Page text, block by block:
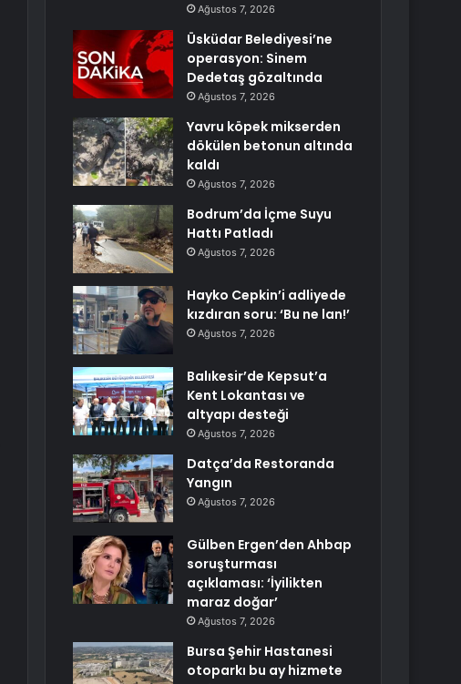
Ağustos 7, 2026
Üsküdar Belediyesi’ne
operasyon: Sinem
Dedetaş gözaltında
Ağustos 7, 2026
Yavru köpek mikserden
dökülen betonun altında
kaldı
Ağustos 7, 2026
Bodrum’da İçme Suyu
Hattı Patladı
Ağustos 7, 2026
Hayko Cepkin’i adliyede
kızdıran soru: ‘Bu ne lan!’
Ağustos 7, 2026
Balıkesir’de Kepsut’a
Kent Lokantası ve
altyapı desteği
Ağustos 7, 2026
Datça’da Restoranda
Yangın
Ağustos 7, 2026
Gülben Ergen’den Ahbap
soruşturması
açıklaması: ‘İyilikten
maraz doğar’
Ağustos 7, 2026
Bursa Şehir Hastanesi
otoparkı bu ay hizmete